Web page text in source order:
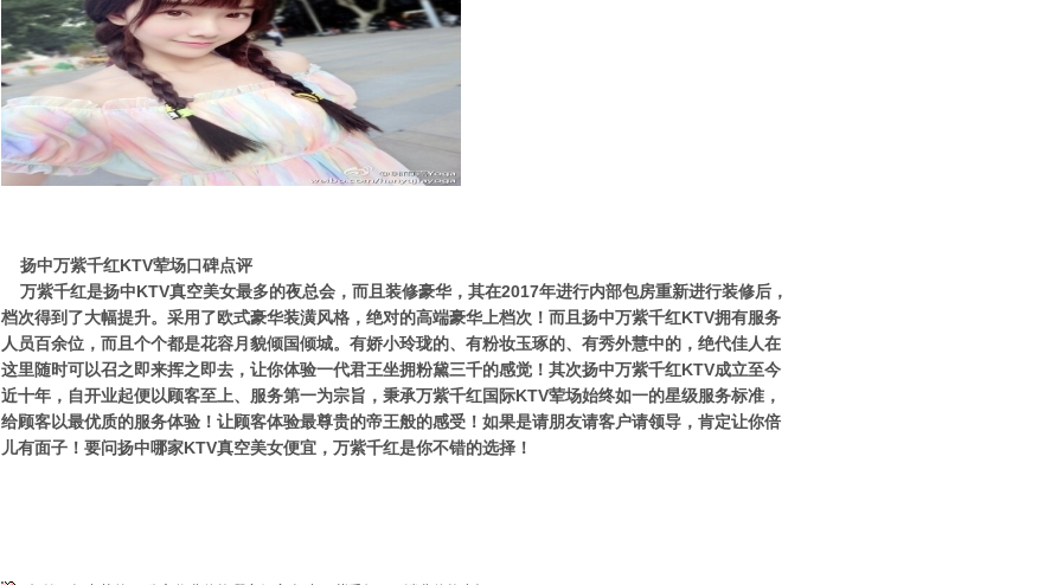
扬中万紫千红KTV荤场口碑点评
万紫千红是扬中KTV真空美女最多的夜总会，而且装修豪华，其在2017年进行内部包房重新进行装修后，
档次得到了大幅提升。采用了欧式豪华装潢风格，绝对的高端豪华上档次！而且扬中万紫千红KTV拥有服务
人员百余位，而且个个都是花容月貌倾国倾城。有娇小玲珑的、有粉妆玉琢的、有秀外慧中的，绝代佳人在
这里随时可以召之即来挥之即去，让你体验一代君王坐拥粉黛三千的感觉！其次扬中万紫千红KTV成立至今
近十年，自开业起便以顾客至上、服务第一为宗旨，秉承万紫千红国际KTV荤场始终如一的星级服务标准，
给顾客以最优质的服务体验！让顾客体验最尊贵的帝王般的感受！如果是请朋友请客户请领导，肯定让你倍
儿有面子！要问扬中哪家KTV真空美女便宜，万紫千红是你不错的选择！